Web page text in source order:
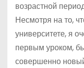
возрастной
Несмотря на то,
университете, я
первым уроком,
совершенно